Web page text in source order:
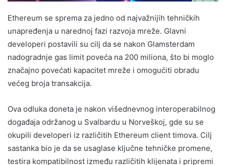
Ethereum se sprema za jedno od najvažnijih tehničkih
unapređenja u narednoj fazi razvoja mreže. Glavni
developeri postavili su cilj da se nakon Glamsterdam
nadogradnje gas limit poveća na 200 miliona, što bi moglo
značajno povećati kapacitet mreže i omogućiti obradu
većeg broja transakcija.
Ova odluka doneta je nakon višednevnog interoperabilnog
događaja održanog u Svalbardu u Norveškoj, gde su se
okupili developeri iz različitih Ethereum client timova. Cilj
sastanka bio je da se usaglase ključne tehničke promene,
testira kompatibilnost između različitih klijenata i pripremi